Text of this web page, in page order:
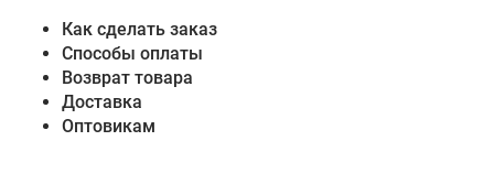
Как сделать заказ
Способы оплаты
Возврат товара
Доставка
Оптовикам